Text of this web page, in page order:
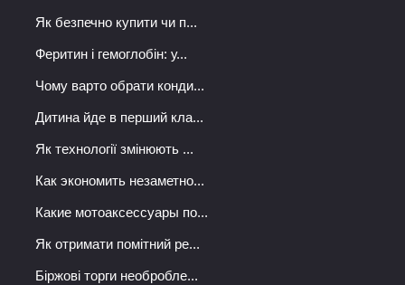
Як безпечно купити чи п...
Феритин і гемоглобін: у...
Чому варто обрати конди...
Дитина йде в перший кла...
Як технології змінюють ...
Как экономить незаметно...
Какие мотоаксессуары по...
Як отримати помітний ре...
Біржові торги необробле...